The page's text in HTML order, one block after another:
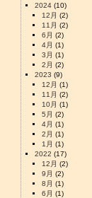
2024 (10)
12月 (2)
11月 (2)
6月 (2)
4月 (1)
3月 (1)
2月 (2)
2023 (9)
12月 (1)
11月 (2)
10月 (1)
5月 (2)
4月 (1)
2月 (1)
1月 (1)
2022 (17)
12月 (2)
9月 (2)
8月 (1)
6月 (1)